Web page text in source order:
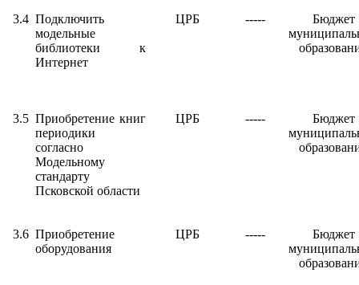
3.4 Подключить
модельные
библиотеки к
Интернет
ЦРБ -----
Бюджет
3.5 Приобретение книг
периодики
согласно
Модельному
стандарту
Псковской области
ЦРБ -----
Бюджет
3.6 Приобретение
оборудования
ЦРБ -----
Бюджет